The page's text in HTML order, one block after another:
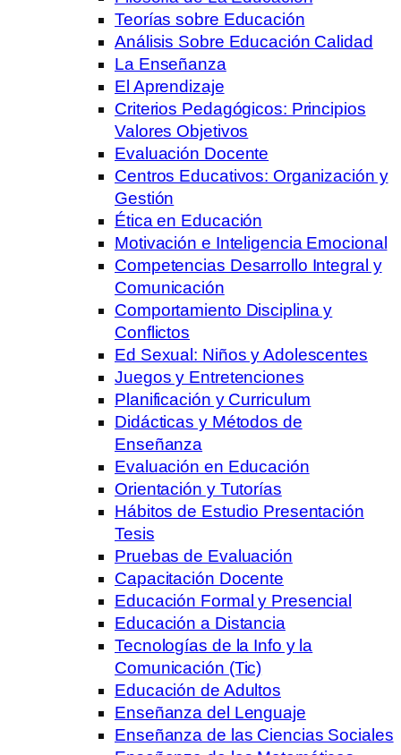
Teorías sobre Educación
Análisis Sobre Educación Calidad
La Enseñanza
El Aprendizaje
Criterios Pedagógicos: Principios
Valores Objetivos
Evaluación Docente
Centros Educativos: Organización y
Gestión
Ética en Educación
Motivación e Inteligencia Emocional
Competencias Desarrollo Integral y
Comunicación
Comportamiento Disciplina y
Conflictos
Ed Sexual: Niños y Adolescentes
Juegos y Entretenciones
Planificación y Curriculum
Didácticas y Métodos de
Enseñanza
Evaluación en Educación
Orientación y Tutorías
Hábitos de Estudio Presentación
Tesis
Pruebas de Evaluación
Capacitación Docente
Educación Formal y Presencial
Educación a Distancia
Tecnologías de la Info y la
Comunicación (Tic)
Educación de Adultos
Enseñanza del Lenguaje
Enseñanza de las Ciencias Sociales